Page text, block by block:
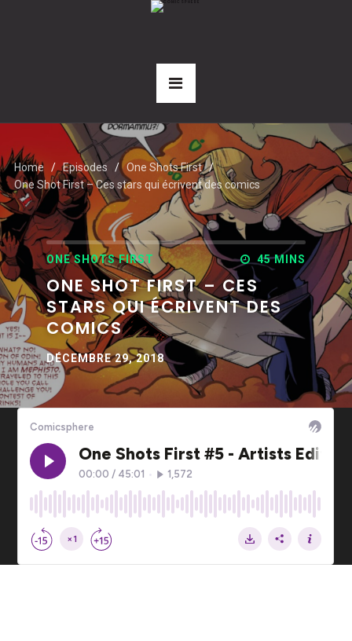
Home Episodes
One Shots First
One Shot First – Ces stars qui écrivent des comics
ONE SHOTS FIRST 45 MINS
ONE SHOT FIRST – CES
STARS QUI ÉCRIVENT DES
COMICS
DÉCEMBRE 29, 2018